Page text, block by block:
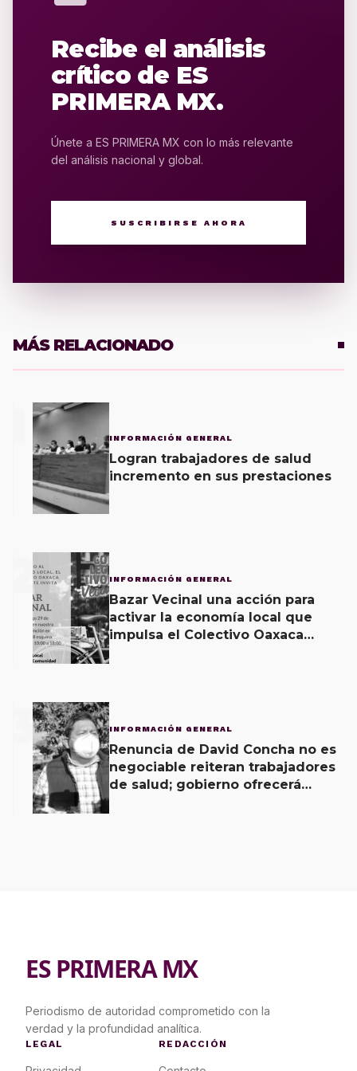
Recibe el análisis
crítico de ES
PRIMERA MX.
Únete a ES PRIMERA MX con lo más relevante
del análisis nacional y global.
SUSCRIBIRSE AHORA
MÁS RELACIONADO
INFORMACIÓN GENERAL
Logran trabajadores de salud
incremento en sus prestaciones
2 INFORMACIÓN GENERAL
Bazar Vecinal una acción para
activar la economía local que
impulsa el Colectivo Oaxaca
3 INFORMACIÓN GENERAL
Renuncia de David Concha no es
negociable reiteran trabajadores
de salud; gobierno ofrecerá
ES PRIMERA MX
Periodismo de autoridad comprometido con la
verdad y la profundidad analítica.
LEGAL REDACCIÓN